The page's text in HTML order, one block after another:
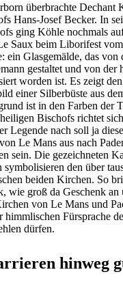
überbrachte Dechant
Hans-Josef Becker. In
ging Köhle nochmals
Saux beim Liborifest
ein Glasgemälde, das von
gestaltet und von der
worden ist. Es zeigt
einer Silberbüste aus
ist in den Farben der
Bischofs richtet
Legende nach soll ja
Le Mans aus nach
sein. Die gezeichneten
den über
beiden Kirchen. So
wie groß da Geschenk an
von Le Mans und
Fürsprache
dürfen.
hinweg